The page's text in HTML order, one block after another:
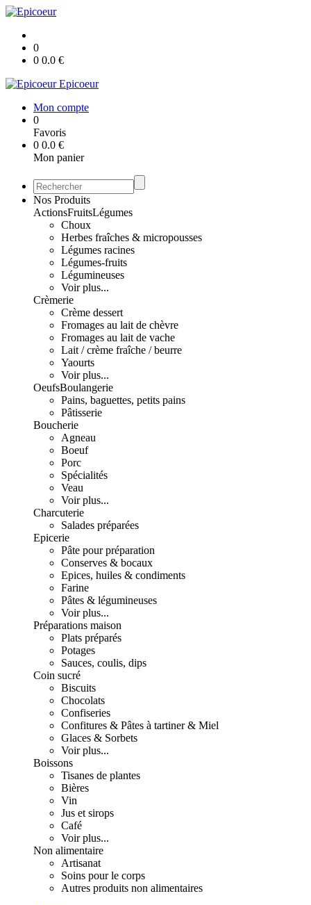
0
0 0.0 €
Epicoeur
Mon compte
0
Favoris
0 0.0 €
Mon panier
Nos Produits
ActionsFruitsLégumes
Choux
Herbes fraîches & micropousses
Légumes racines
Légumes-fruits
Légumineuses
Voir plus...
Crèmerie
Crème dessert
Fromages au lait de chèvre
Fromages au lait de vache
Lait / crème fraîche / beurre
Yaourts
Voir plus...
OeufsBoulangerie
Pains, baguettes, petits pains
Pâtisserie
Boucherie
Agneau
Boeuf
Porc
Spécialités
Veau
Voir plus...
Charcuterie
Salades préparées
Epicerie
Pâte pour préparation
Conserves & bocaux
Epices, huiles & condiments
Farine
Pâtes & légumineuses
Voir plus...
Préparations maison
Plats préparés
Potages
Sauces, coulis, dips
Coin sucré
Biscuits
Chocolats
Confiseries
Confitures & Pâtes à tartiner & Miel
Glaces & Sorbets
Voir plus...
Boissons
Tisanes de plantes
Bières
Vin
Jus et sirops
Café
Voir plus...
Non alimentaire
Artisanat
Soins pour le corps
Autres produits non alimentaires